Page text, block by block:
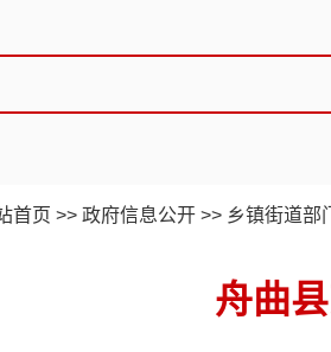
首页 >> 政府信息公开 >> 乡镇街道部
舟曲